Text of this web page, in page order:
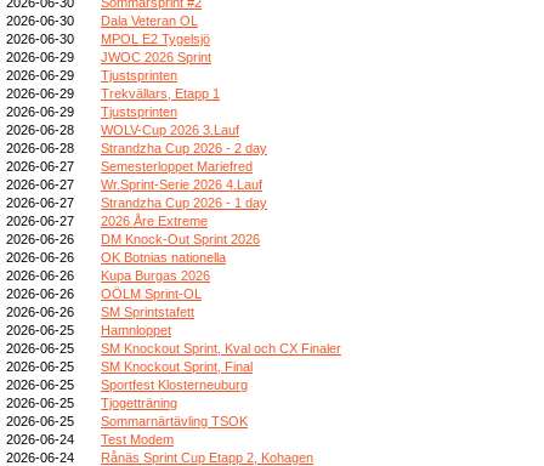
2026-06-30
Dala Veteran OL
2026-06-30
MPOL E2 Tygelsjö
2026-06-29
JWOC 2026 Sprint
2026-06-29
Tjustsprinten
2026-06-29
Trekvällars, Etapp 1
2026-06-29
Tjustsprinten
2026-06-28
WOLV-Cup 2026 3.Lauf
2026-06-28
Strandzha Cup 2026 - 2 day
2026-06-27
Semesterloppet Mariefred
2026-06-27
Wr.Sprint-Serie 2026 4.Lauf
2026-06-27
Strandzha Cup 2026 - 1 day
2026-06-27
2026 Åre Extreme
2026-06-26
DM Knock-Out Sprint 2026
2026-06-26
OK Botnias nationella
2026-06-26
Kupa Burgas 2026
2026-06-26
OÖLM Sprint-OL
2026-06-26
SM Sprintstafett
2026-06-25
Hamnloppet
2026-06-25
SM Knockout Sprint, Kval och CX Finaler
2026-06-25
SM Knockout Sprint, Final
2026-06-25
Sportfest Klosterneuburg
2026-06-25
Tjogetträning
2026-06-25
Sommarnärtävling TSOK
2026-06-24
Test Modem
2026-06-24
Rånäs Sprint Cup Etapp 2, Kohagen